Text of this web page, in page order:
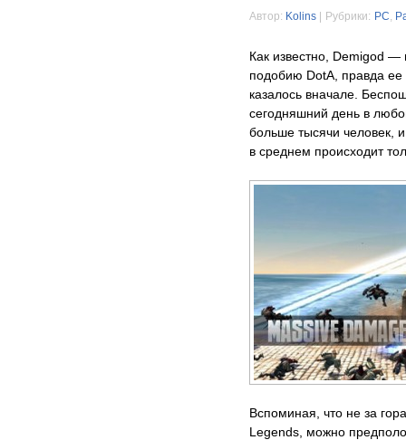
Автор: Kolins Рубрики: PC,
Как известно, Demigod —
подобию DotA, правда ее
казалось вначале.
сегодняшний день в
больше тысячи человек,
в среднем происходит
Вспоминая, что не за
Legends, можно